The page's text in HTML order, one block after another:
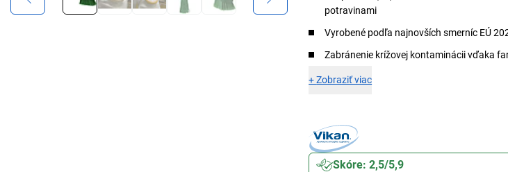
potravinami
Vyrobené podľa najnovších smerníc EÚ
Zabránenie krížovej kontaminácii vďaka
+Zobraziť viac
Skóre: 2,5/5,9